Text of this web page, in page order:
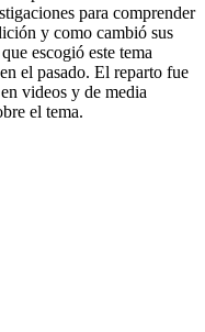
para comprender
y como cambió sus
escogió este tema
el pasado. El reparto fue
videos y de media
el tema.